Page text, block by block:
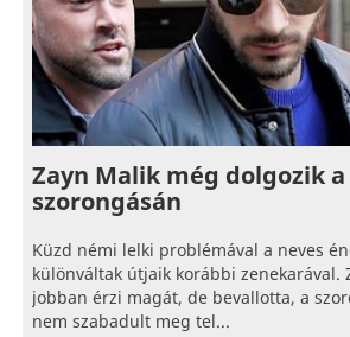
Zayn Malik még dolgozik a
szorongásán
Küzd némi lelki problémával a neves
különváltak útjaik korábbi zenekarával.
jobban érzi magát, de bevallotta, a
nem szabadult meg tel...